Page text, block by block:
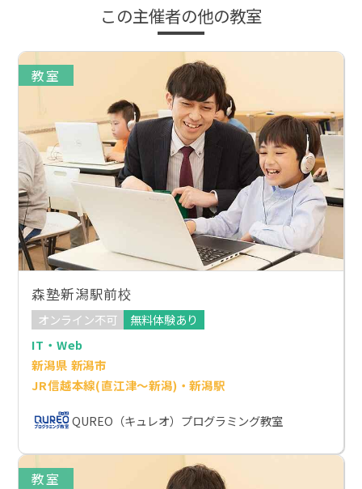
この主催者の他の教室
教室
森塾新潟駅前校
オンライン不可
無料体験あり
IT・Web
新潟県 新潟市
JR信越本線(直江津～新潟)・新潟駅
QUREO（キュレオ）プログラミング教室
教室